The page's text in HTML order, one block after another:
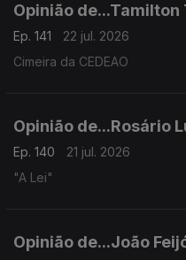
Opinião de...Tamilton
Ep. 141
22 jul. 2026
Cimeira da CEDEAO
Opinião de...Rosário
Ep. 140
21 jul. 2026
"A Lei"
Opinião de...João